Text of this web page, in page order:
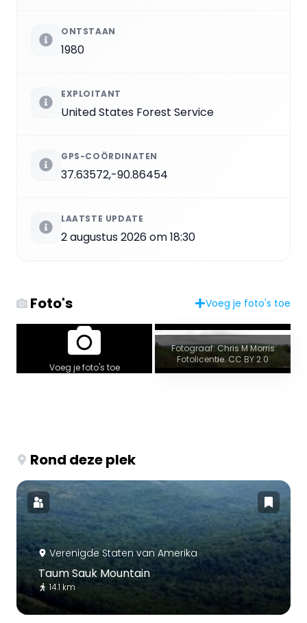
ONTSTAAN
1980
EXPLOITANT
United States Forest Service
GPS-COÖRDINATEN
37.63572,-90.86454
LAATSTE UPDATE
2 augustus 2026 om 18:30
Foto's Voeg je foto's toe
Voeg je foto's toe
Fotograaf: Chris M Morris
Fotolicentie: CC BY 2.0
Rond deze plek
Verenigde Staten van Amerika
Taum Sauk Mountain
14.1 km